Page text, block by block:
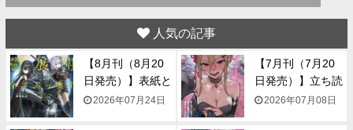
人気の記事
【8月刊（8月20
日発売）】表紙と
一...2026年07月24日
【7月刊（7月20
日発売）】立ち読
み...2026年07月08日